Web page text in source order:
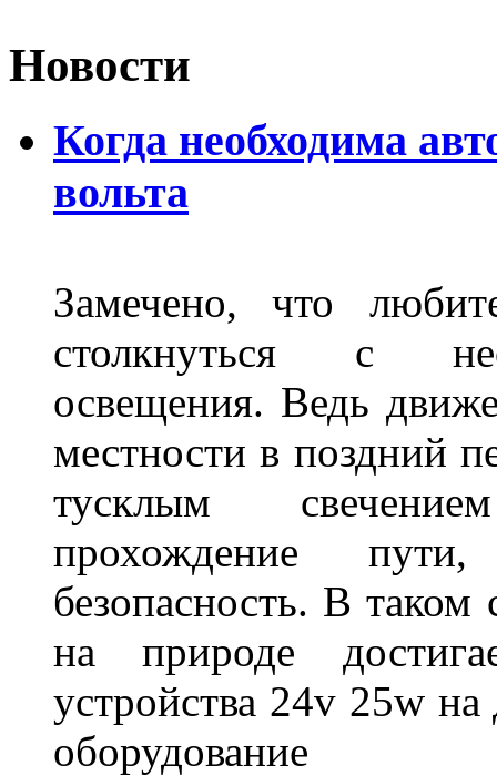
Новости
Когда необходима
вольта
Замечено, что
столкнуться с
освещения. Ведь
местности в поздний
тусклым
прохождение
безопасность. В
на природе
устройства 24v 25w
оборудование